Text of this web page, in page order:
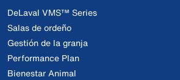
DeLaval VMS™ Series
Salas de ordeño
Gestión de la granja
Performance Plan
Bienestar Animal